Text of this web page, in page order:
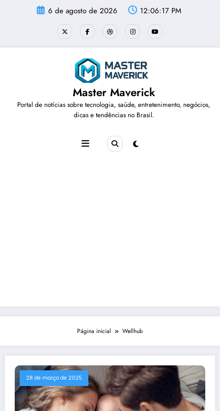
6 de agosto de 2026 12:06:18 PM
Master Maverick
Portal de notícias sobre tecnologia, saúde, entretenimento, negócios,
dicas e tendências no Brasil.
Página inicial Wellhub
28 de março de 2025